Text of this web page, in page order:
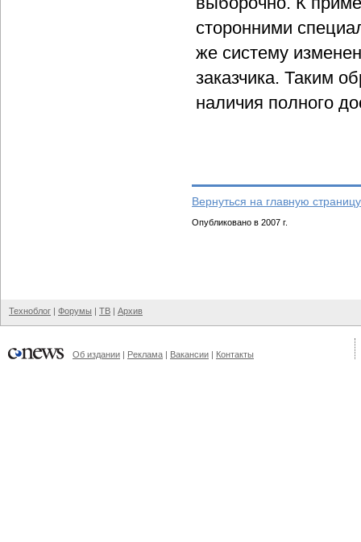
сторонними
же систему
заказчика. Таким
наличия полного
Вернуться на главную
Опубликовано в 2007 г.
Техноблог | Форумы | ТВ | Архив
Об издании | Реклама | Вакансии | Контакты